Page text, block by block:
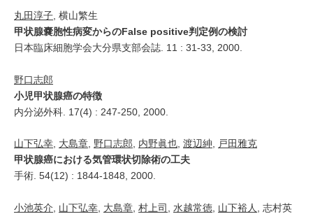
丸田淳子 , 横山繁生
甲状腺嚢胞性病変からのFalse positive判定例の検討
日本臨床細胞学会大分県支部会誌. 11 : 31-33, 2000.
野口志郎
小児甲状腺癌の特徴
内分泌外科. 17(4) : 247-250, 2000.
山下弘幸, 大島章, 野口志郎, 内野眞也, 渡辺紳, 戸田雅克
甲状腺癌における気管環状切除術の工夫
手術. 54(12) : 1844-1848, 2000.
小池英介 山下弘幸 大島章 村上司 水越常徳 山下裕人
, 志村英